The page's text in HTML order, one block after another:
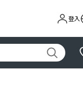
登入